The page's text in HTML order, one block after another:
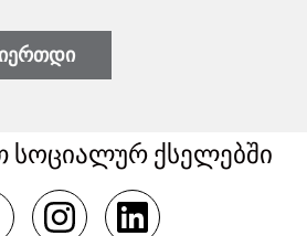
სოციალურ ქსელებში